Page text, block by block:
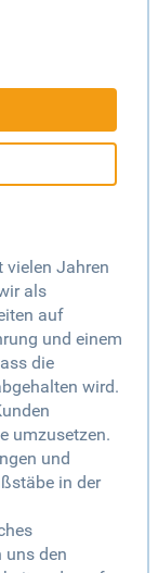
vielen Jahren
als
auf
und einem
die
wird.
umzusetzen.
und
in der
uns den